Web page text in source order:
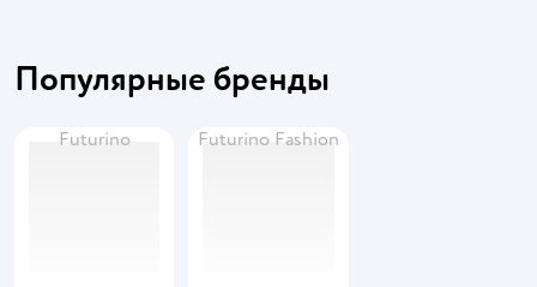
Популярные бренды
Futurino Futurino Fashion